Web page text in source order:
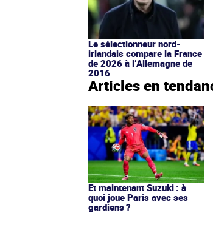
Le sélectionneur nord-
irlandais compare la France
de 2026 à l’Allemagne de
2016
Articles en
Et maintenant Suzuki : à
quoi joue Paris avec ses
gardiens ?